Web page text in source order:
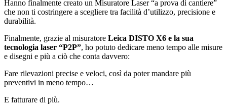
Hanno finalmente creato un Misuratore Laser “a prova di cantiere”
che non ti costringere a scegliere tra facilità d’utilizzo, precisione e
durabilità.
Finalmente, grazie al misuratore Leica DISTO X6 e la sua
tecnologia laser “P2P”, ho potuto dedicare meno tempo alle misure
e disegni e più a ciò che conta davvero:
Fare rilevazioni precise e veloci, così da poter mandare più
preventivi in meno tempo…
E fatturare di più.